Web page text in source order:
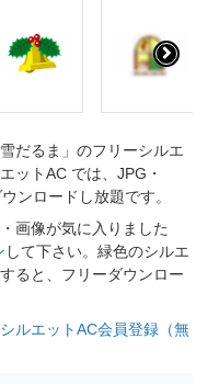
だるま」のフリーシルエ
ットAC では、JPG・
ンロードし放題です。
画像が気に入りました
して下さい。緑色のシルエ
ると、フリーダウンロー
シルエットAC会員登録（無